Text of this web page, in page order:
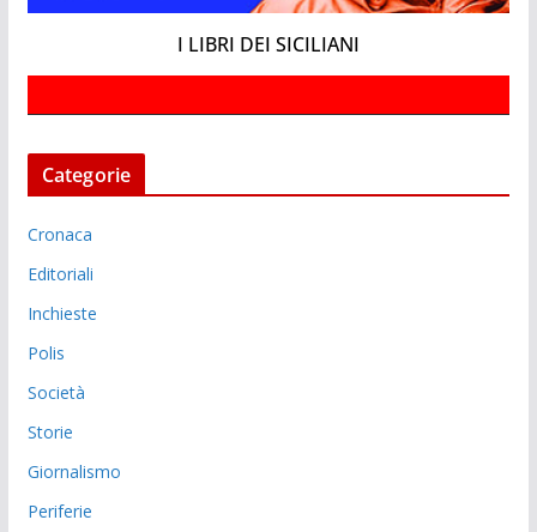
I LIBRI DEI SICILIANI
Categorie
Cronaca
Editoriali
Inchieste
Polis
Società
Storie
Giornalismo
Periferie